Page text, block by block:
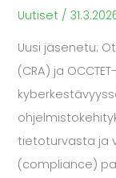
Uutiset /
Uusi jäsenetu:
(CRA) ja
tietoturvasta ja
(compliance)